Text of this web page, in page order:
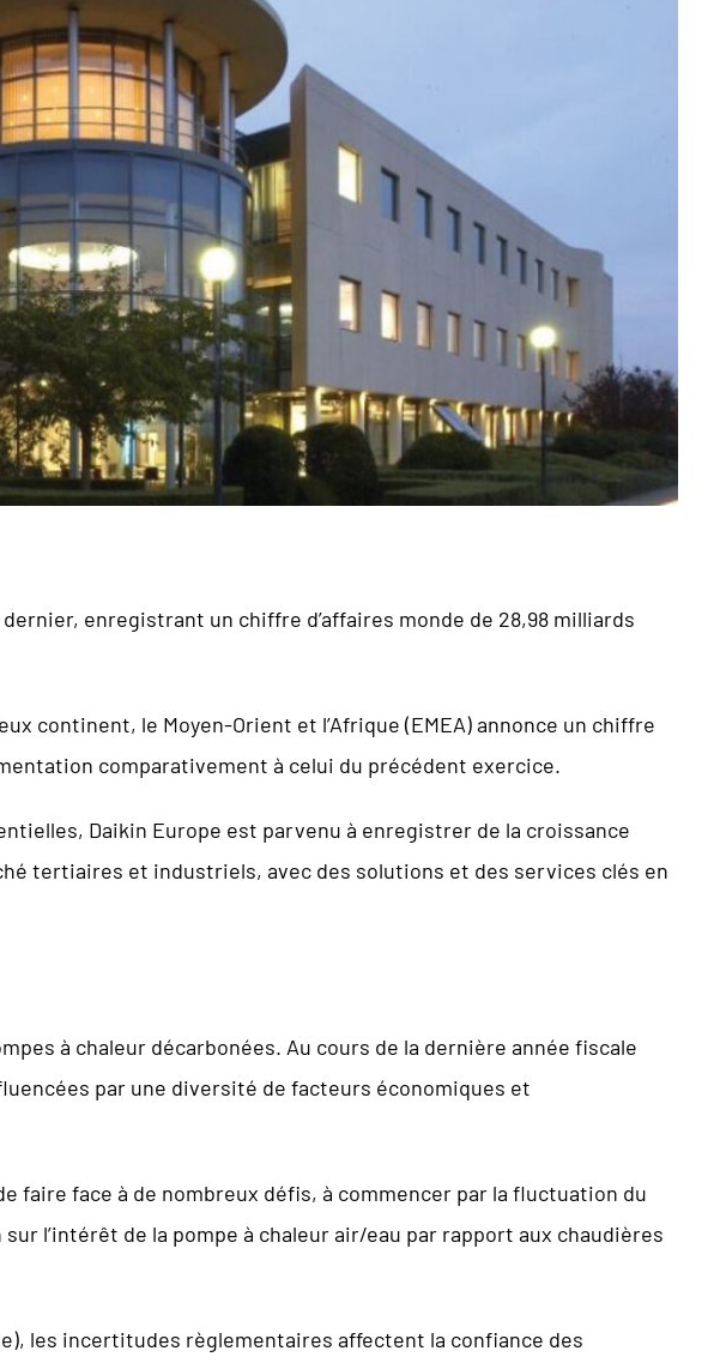
enregistrant un chiffre d’affaires monde de 28,98 milliards
continent, le Moyen-Orient et l’Afrique (EMEA) annonce un chiffre
comparativement à celui du précédent exercice.
Daikin Europe est parvenu à enregistrer de la croissance
tertiaires et industriels, avec des solutions et des services clés en
à chaleur décarbonées. Au cours de la dernière année fiscale
par une diversité de facteurs économiques et
faire face à de nombreux défis, à commencer par la fluctuation du
l’intérêt de la pompe à chaleur air/eau par rapport aux chaudières
les incertitudes règlementaires affectent la confiance des